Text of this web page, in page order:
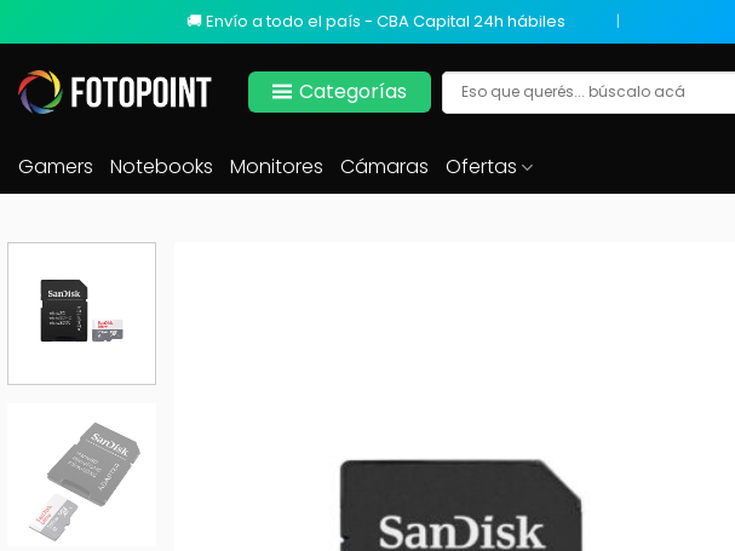
🚚 Envío a todo el país - CBA Capital 24h hábiles
Categorías
Gamers Notebooks Monitores Cámaras Ofertas